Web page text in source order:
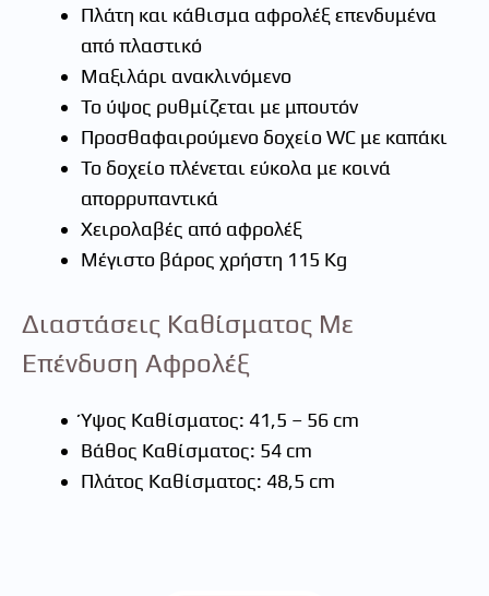
Πλάτη και κάθισμα αφρολέξ επενδυμένα
από πλαστικό
Μαξιλάρι ανακλινόμενο
Το ύψος ρυθμίζεται με μπουτόν
Προσθαφαιρούμενο δοχείο WC με καπάκι
Το δοχείο πλένεται εύκολα με κοινά
απορρυπαντικά
Χειρολαβές από αφρολέξ
Μέγιστο βάρος χρήστη 115 Kg
Διαστάσεις Καθίσματος Με
Επένδυση Αφρολέξ
Ύψος Καθίσματος: 41,5 – 56 cm
Βάθος Καθίσματος: 54 cm
Πλάτος Καθίσματος: 48,5 cm